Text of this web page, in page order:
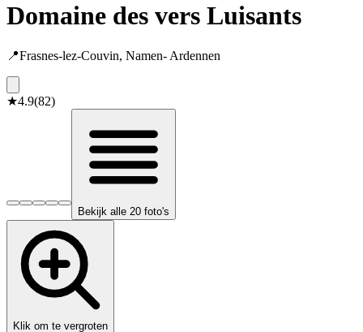
Domaine des vers Luisants
📍Frasnes-lez-Couvin, Namen- Ardennen
★4.9(82)
Bekijk alle 20 foto's
Klik om te vergroten